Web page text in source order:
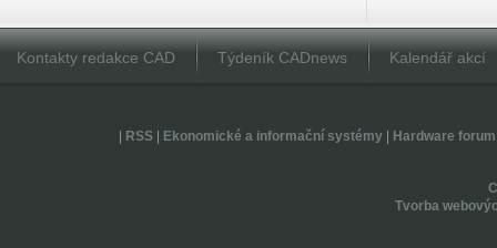
Kontakty redakce CAD Týdeník CADnews Kalendář akcí
RSS| Ekonomické a informační systémy| Hardware forum
Tvorba